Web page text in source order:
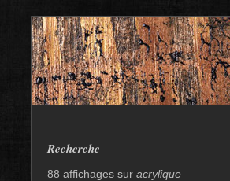
Recherche
88 affichages sur acrylique